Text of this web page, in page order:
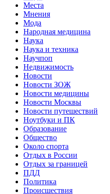
Места
Мнения
Мода
Народная медицина
Наука
Наука и техника
Научпоп
Недвижимость
Новости
Новости ЗОЖ
Новости медицины
Новости Москвы
Новости путешествий
Ноутбуки и ПК
Образование
Общество
Около спорта
Отдых в России
Отдых за границей
ПДД
Политика
Происшествия